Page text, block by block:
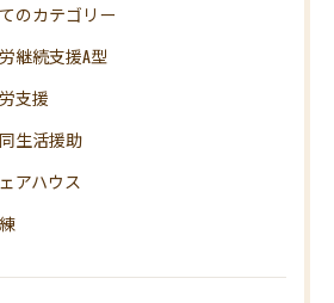
のカテゴリー
継続支援A型
支援
生活援助
アハウス